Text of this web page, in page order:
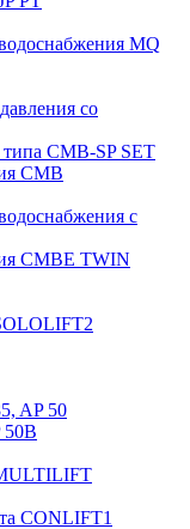
MQ
со
CMB-SP SET
CMB
с
CMBE TWIN
AP 50
CONLIFT1